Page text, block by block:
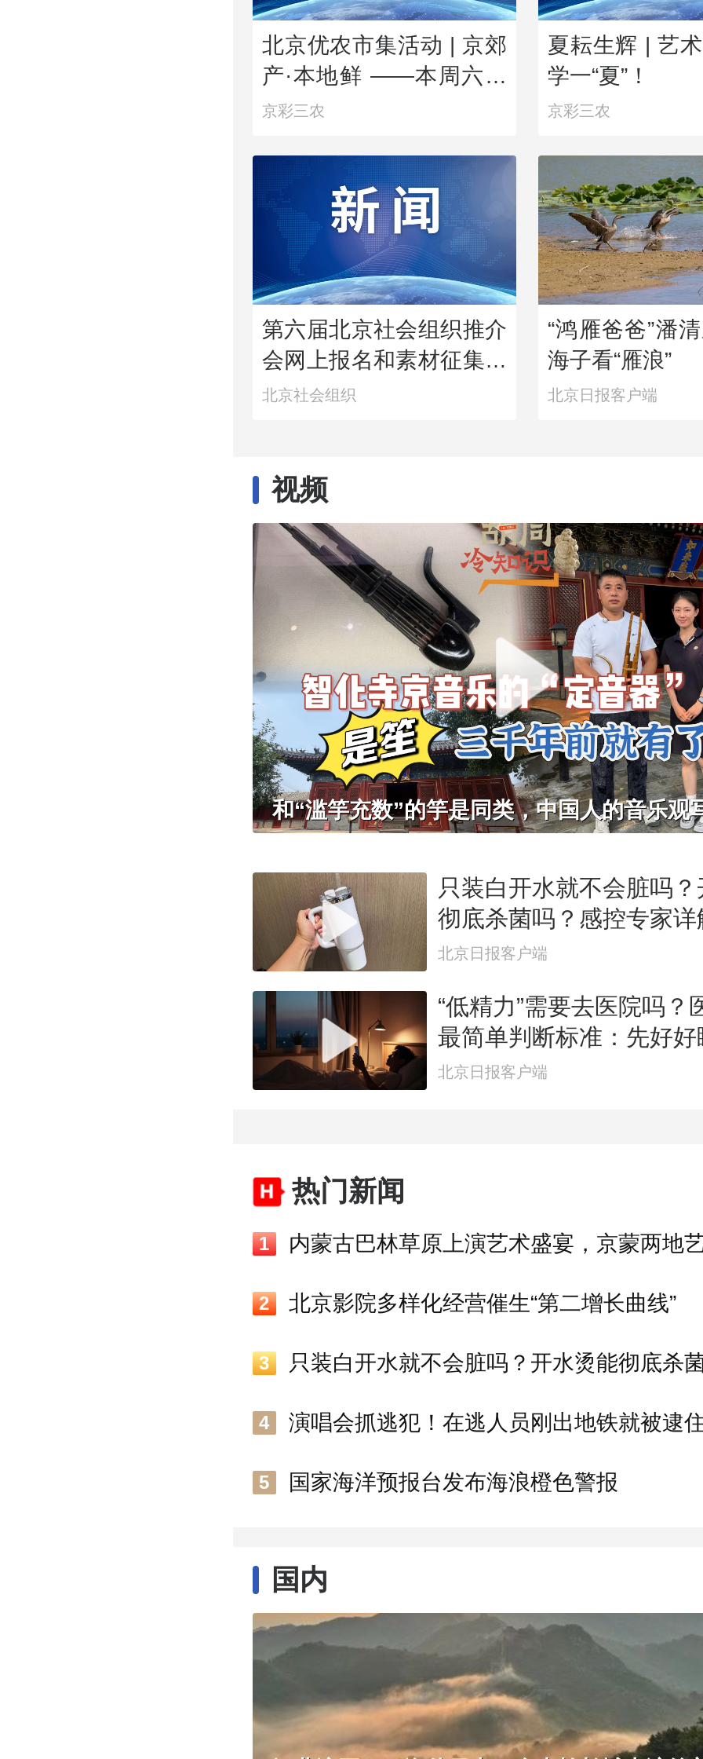
北京优农市集活动 | 京郊
产·本地鲜 ——本周六，
去朝阳公园“鲜”起来！
京彩三农
夏耘生辉 | 艺
学一“夏”！
京彩三农
第六届北京社会组织推介
会网上报名和素材征集通
知
北京社会组织
“鸿雁爸爸”潘
海子看“雁浪”
北京日报客户端
视频
只装白开水就不会脏吗
彻底杀菌吗？感控专家详
杯”藏菌真相｜都视频·热
北京日报客户端
“低精力”需要去医院吗？
最简单判断标准：先好好
都视频·热观察
北京日报客户端
热门新闻
1
2 北京影院多样化经营催生“第二增长曲线”
3
4 演唱会抓逃犯！在逃人员刚出地铁就被逮
5 国家海洋预报台发布海浪橙色警报
国内